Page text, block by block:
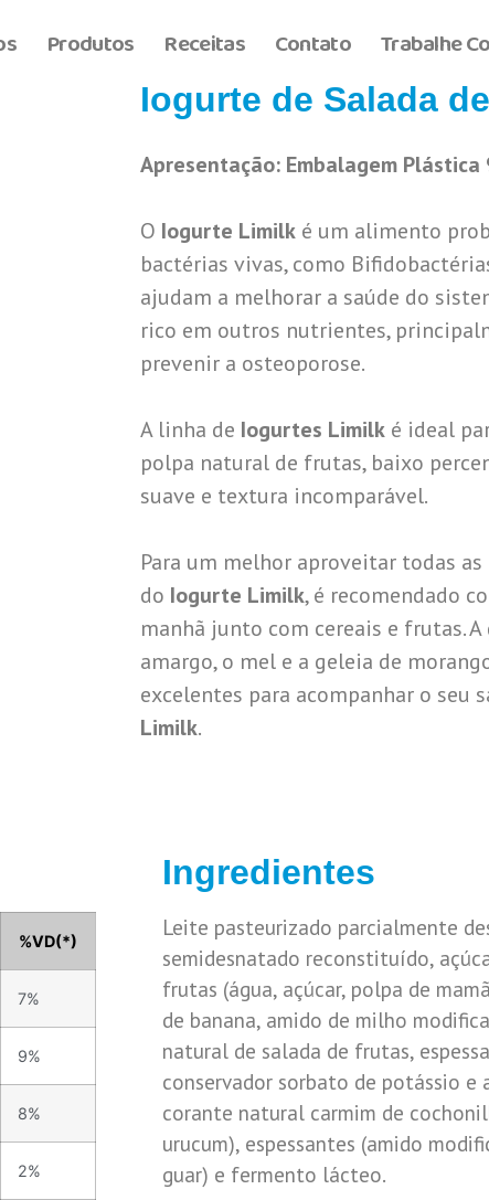
Produtos Receitas Contato Trabalhe
Iogurte de Salada
Apresentação: Embalagem Plástica
O Iogurte Limilk é um alimento
bactérias vivas, como
ajudam a melhorar a saúde do
rico em outros nutrientes,
prevenir a osteoporose.
A linha de Iogurtes Limilk é ideal
polpa natural de frutas, baixo
suave e textura incomparável.
Para um melhor aproveitar todas
do Iogurte Limilk, é recomendado
manhã junto com cereais e frutas.
amargo, o mel e a geleia de
excelentes para acompanhar o seu
Limilk.
%VD(*)
7%
9%
8%
2%
Ingredientes
Leite pasteurizado parcialmente
semidesnatado reconstituído,
frutas (água, açúcar, polpa de
de banana, amido de milho
natural de salada de frutas,
conservador sorbato de potássio
corante natural carmim de
urucum), espessantes (amido
guar) e fermento lácteo.